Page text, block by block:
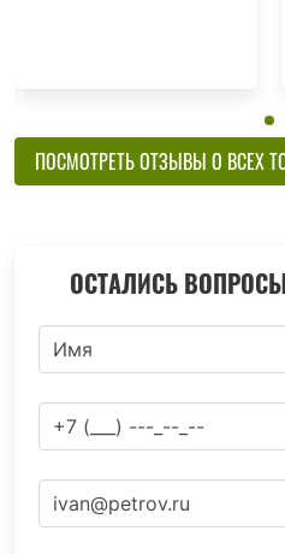
ПОСМОТРЕТЬ ОТЗЫВЫ О ВСЕХ
ОСТАЛИСЬ